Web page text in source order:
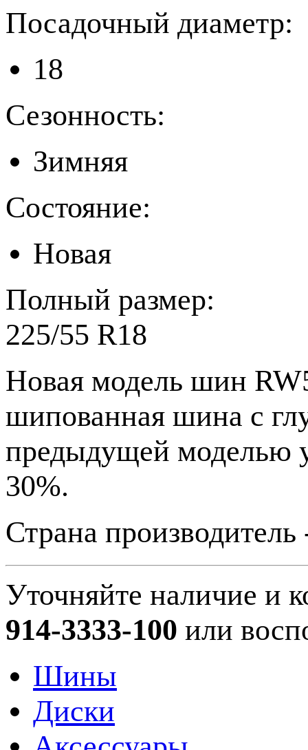
Посадочный диаметр:
18
Сезонность:
Зимняя
Состояние:
Новая
Полный размер:
225/55 R18
Новая модель шин
шипованная шина с
предыдущей моделью
30%.
Страна
Уточняйте наличие и
914-3333-100 или
Шины
Диски